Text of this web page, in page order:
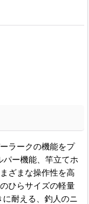
ラークの機能をプ
ー機能、竿立てホ
ざまな操作性を高
ひらサイズの軽量
耐える、釣人のニ